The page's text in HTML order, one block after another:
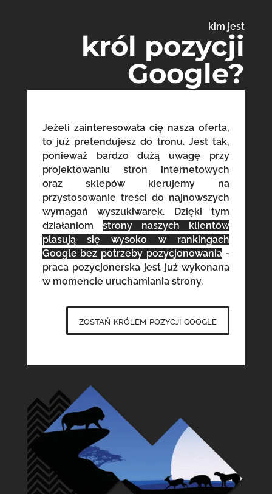
kim jest
król pozycji
Google?
Jeżeli zainteresowała cię nasza oferta,
to już pretendujesz do tronu. Jest tak,
ponieważ bardzo dużą uwagę przy
projektowaniu stron internetowych
oraz sklepów kierujemy na
przystosowanie treści do najnowszych
wymagań wyszukiwarek. Dzięki tym
działaniom strony naszych klientów
plasują się wysoko w rankingach
Google bez potrzeby pozycjonowania-
praca pozycjonerska jest już wykonana
w momencie uruchamiania strony.
zostań królem pozycji google